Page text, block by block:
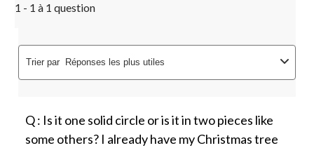
1 - 1 à 1 question
Trier par Réponses les plus utiles
Q : Is it one solid circle or is it in two pieces like
some others? I already have my Christmas tree